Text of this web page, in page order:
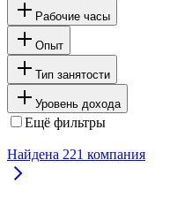
Рабочие часы
Опыт
Тип занятости
Уровень дохода
Ещё фильтры
Найдена 221 компания